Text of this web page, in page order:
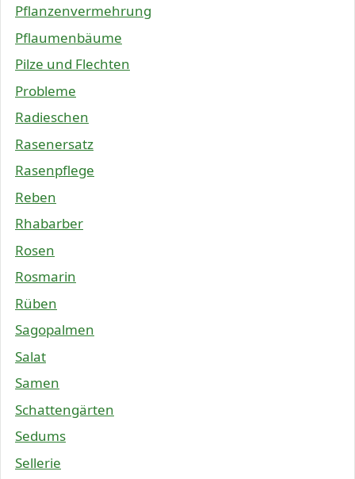
Pflanzenvermehrung
Pflaumenbäume
Pilze und Flechten
Probleme
Radieschen
Rasenersatz
Rasenpflege
Reben
Rhabarber
Rosen
Rosmarin
Rüben
Sagopalmen
Salat
Samen
Schattengärten
Sedums
Sellerie